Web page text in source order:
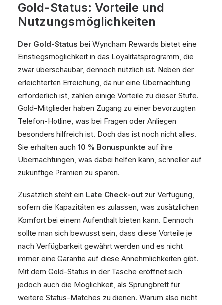
Gold-Status: Vorteile und
Nutzungsmöglichkeiten
Der Gold-Status bei Wyndham Rewards bietet eine
Einstiegsmöglichkeit in das Loyalitätsprogramm, die
zwar überschaubar, dennoch nützlich ist. Neben der
erleichterten Erreichung, da nur eine Übernachtung
erforderlich ist, zählen einige Vorteile zu dieser Stufe.
Gold-Mitglieder haben Zugang zu einer bevorzugten
Telefon-Hotline, was bei Fragen oder Anliegen
besonders hilfreich ist. Doch das ist noch nicht alles.
Sie erhalten auch 10 % Bonuspunkte auf ihre
Übernachtungen, was dabei helfen kann, schneller auf
zukünftige Prämien zu sparen.
Zusätzlich steht ein Late Check-out zur Verfügung,
sofern die Kapazitäten es zulassen, was zusätzlichen
Komfort bei einem Aufenthalt bieten kann. Dennoch
sollte man sich bewusst sein, dass diese Vorteile je
nach Verfügbarkeit gewährt werden und es nicht
immer eine Garantie auf diese Annehmlichkeiten gibt.
Mit dem Gold-Status in der Tasche eröffnet sich
jedoch auch die Möglichkeit, als Sprungbrett für
weitere Status-Matches zu dienen. Warum also nicht